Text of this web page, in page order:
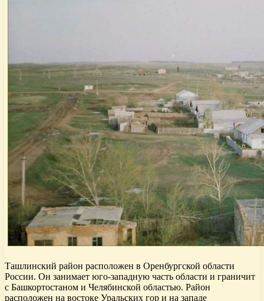
Ташлинский район расположен в Оренбургской области
России. Он занимает юго-западную часть области и граничит
с Башкортостаном и Челябинской областью. Район
расположен на востоке Уральских гор и на западе